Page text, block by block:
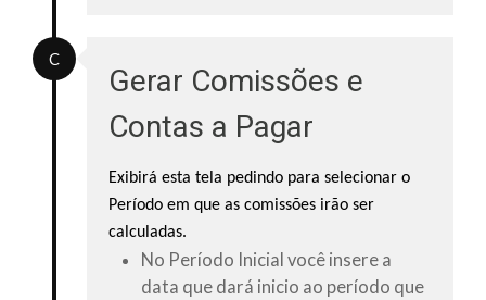
Gerar Comissões e
Contas a Pagar​
Exibirá esta tela pedindo para selecionar o
Período em que as comissões irão ser
calculadas.
No Período Inicial você insere a
data que dará inicio ao período que
C